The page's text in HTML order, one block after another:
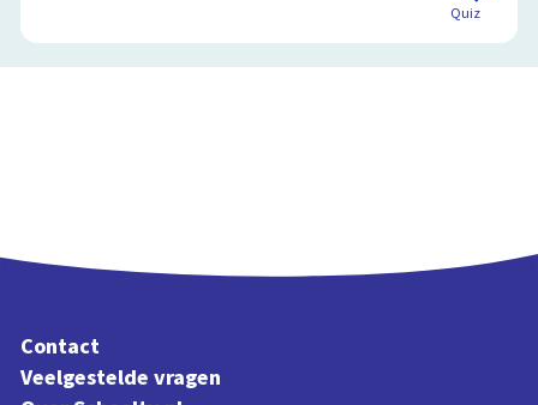
Quiz
Contact
Veelgestelde vragen